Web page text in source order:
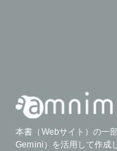
本書（Webサイト）の一
Gemini）を活用して作成